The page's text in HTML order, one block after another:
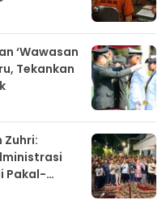
‘Wawasan
Tekankan
Zuhri:
Pakal-